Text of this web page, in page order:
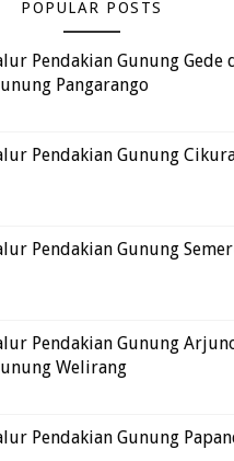
POPULAR POSTS
Pendakian Gunung Gede
Pangarango
Pendakian Gunung
Pendakian Gunung
Pendakian Gunung
Welirang
Pendakian Gunung